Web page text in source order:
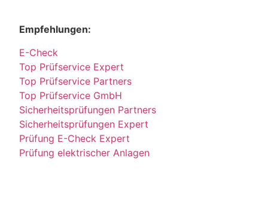
Empfehlungen:
E-Check
Top Prüfservice Expert
Top Prüfservice Partners
Top Prüfservice GmbH
Sicherheitsprüfungen Partners
Sicherheitsprüfungen Expert
Prüfung E-Check Expert
Prüfung elektrischer Anlagen